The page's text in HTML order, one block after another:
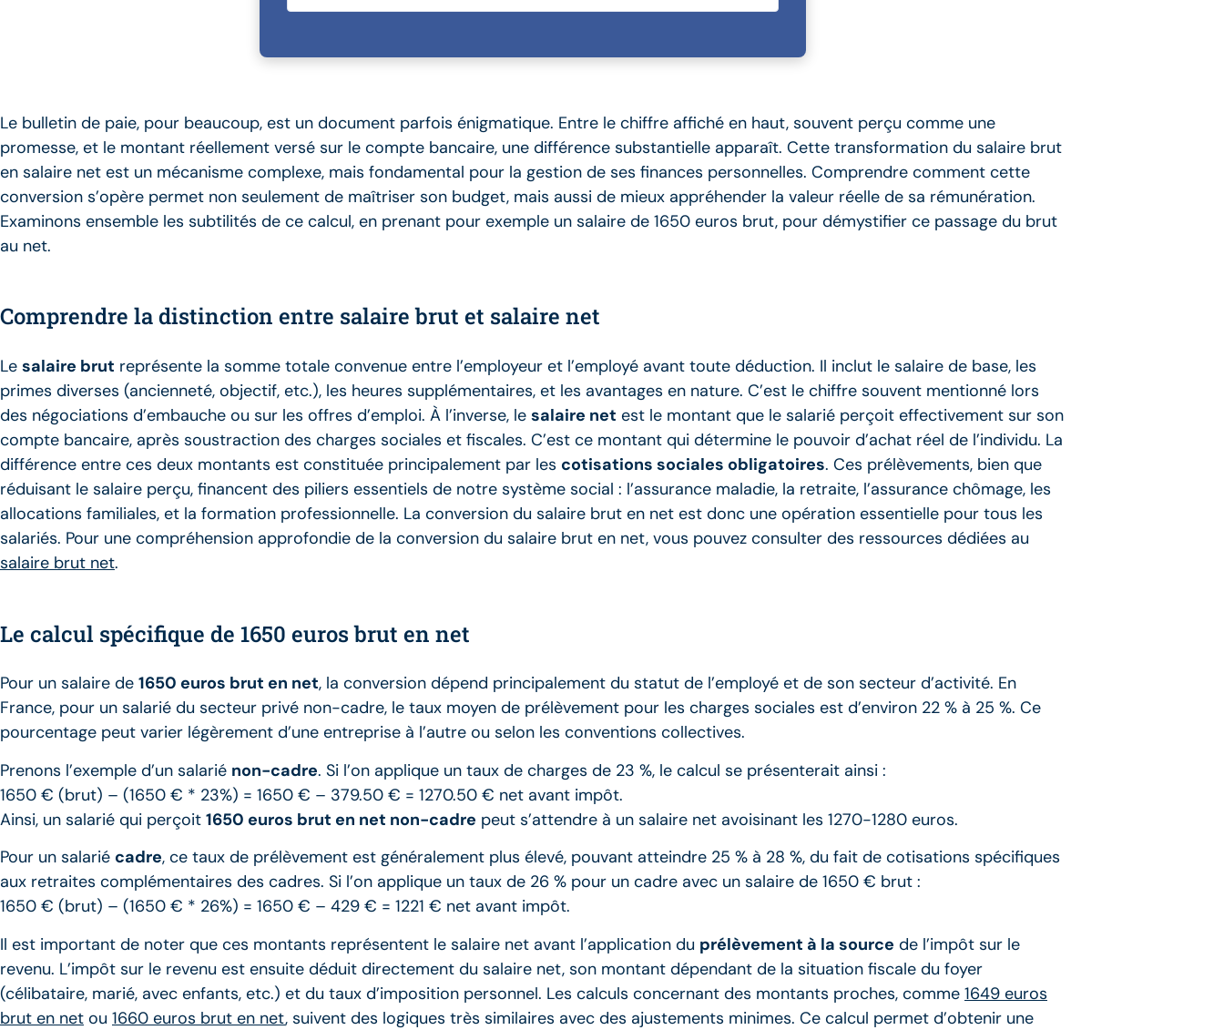
Le bulletin de paie, pour beaucoup, est un document parfois énigmatique. Entre le chiffre affiché en haut, souvent perçu comme une
promesse, et le montant réellement versé sur le compte bancaire, une différence substantielle apparaît. Cette transformation du salaire brut
en salaire net est un mécanisme complexe, mais fondamental pour la gestion de ses finances personnelles. Comprendre comment cette
conversion s’opère permet non seulement de maîtriser son budget, mais aussi de mieux appréhender la valeur réelle de sa rémunération.
Examinons ensemble les subtilités de ce calcul, en prenant pour exemple un salaire de 1650 euros brut, pour démystifier ce passage du brut
au net.
Comprendre la distinction entre salaire brut et salaire net
Le salaire brut représente la somme totale convenue entre l’employeur et l’employé avant toute déduction. Il inclut le salaire de base, les
primes diverses (ancienneté, objectif, etc.), les heures supplémentaires, et les avantages en nature. C’est le chiffre souvent mentionné lors
des négociations d’embauche ou sur les offres d’emploi. À l’inverse, le salaire net est le montant que le salarié perçoit effectivement sur son
compte bancaire, après soustraction des charges sociales et fiscales. C’est ce montant qui détermine le pouvoir d’achat réel de l’individu. La
différence entre ces deux montants est constituée principalement par les cotisations sociales obligatoires. Ces prélèvements, bien que
réduisant le salaire perçu, financent des piliers essentiels de notre système social : l’assurance maladie, la retraite, l’assurance chômage, les
allocations familiales, et la formation professionnelle. La conversion du salaire brut en net est donc une opération essentielle pour tous les
salariés. Pour une compréhension approfondie de la conversion du salaire brut en net, vous pouvez consulter des ressources dédiées au
salaire brut net.
Le calcul spécifique de 1650 euros brut en net
Pour un salaire de 1650 euros brut en net, la conversion dépend principalement du statut de l’employé et de son secteur d’activité. En
France, pour un salarié du secteur privé non-cadre, le taux moyen de prélèvement pour les charges sociales est d’environ 22 % à 25 %. Ce
pourcentage peut varier légèrement d’une entreprise à l’autre ou selon les conventions collectives.
Prenons l’exemple d’un salarié non-cadre. Si l’on applique un taux de charges de 23 %, le calcul se présenterait ainsi :
1650 € (brut) – (1650 € * 23%) = 1650 € – 379.50 € = 1270.50 € net avant impôt.
Ainsi, un salarié qui perçoit 1650 euros brut en net non-cadre peut s’attendre à un salaire net avoisinant les 1270-1280 euros.
Pour un salarié cadre, ce taux de prélèvement est généralement plus élevé, pouvant atteindre 25 % à 28 %, du fait de cotisations spécifiques
aux retraites complémentaires des cadres. Si l’on applique un taux de 26 % pour un cadre avec un salaire de 1650 € brut :
1650 € (brut) – (1650 € * 26%) = 1650 € – 429 € = 1221 € net avant impôt.
Il est important de noter que ces montants représentent le salaire net avant l’application du prélèvement à la source de l’impôt sur le
revenu. L’impôt sur le revenu est ensuite déduit directement du salaire net, son montant dépendant de la situation fiscale du foyer
(célibataire, marié, avec enfants, etc.) et du taux d’imposition personnel. Les calculs concernant des montants proches, comme 1649 euros
brut en net ou 1660 euros brut en net, suivent des logiques très similaires avec des ajustements minimes. Ce calcul permet d’obtenir une